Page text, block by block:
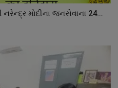
મોદીના જનસેવાના 24...